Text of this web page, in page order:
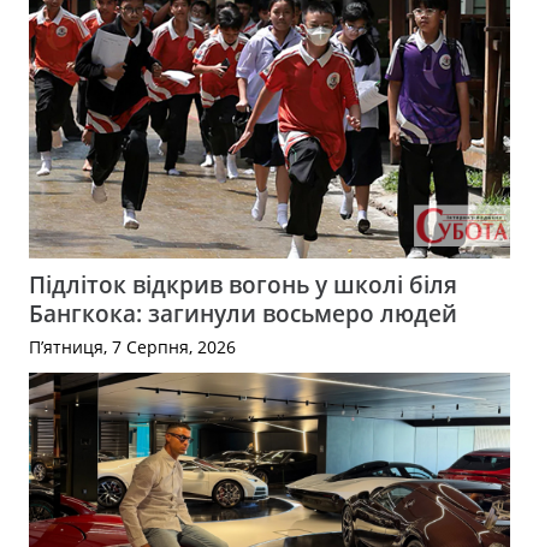
Підліток відкрив вогонь у школі біля
Бангкока: загинули восьмеро людей
П’ятниця, 7 Серпня, 2026